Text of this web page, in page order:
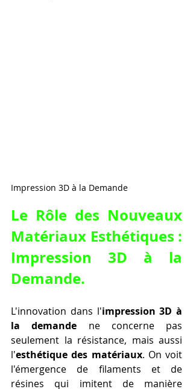
Impression 3D à la Demande
Le Rôle des Nouveaux
Matériaux Esthétiques :
Impression 3D à la
Demande.
L'innovation dans l'impression 3D à
la demande ne concerne pas
seulement la résistance, mais aussi
l'esthétique des matériaux. On voit
l'émergence de filaments et de
résines qui imitent de manière